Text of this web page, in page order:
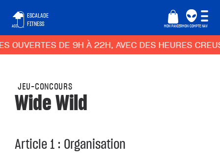
ACCUEIL
ESCALADE
FITNESS
MON PANIERMON COMPTE NAV
DE 9H À 22H, AVEC DES HEURES CREUSES
JEU-CONCOURS
Wide Wild
Article 1 : Organisation